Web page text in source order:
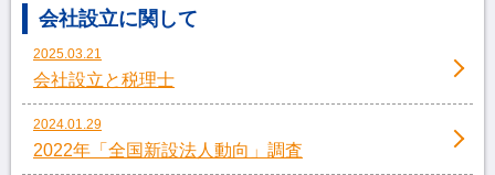
会社設立に関して
2025.03.21
会社設立と税理士
2024.01.29
2022年「全国新設法人動向」調査